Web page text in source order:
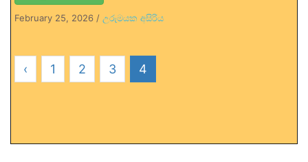
February 25, 2026 / උරුමයක අසිරිය
‹ 1 2 3 4